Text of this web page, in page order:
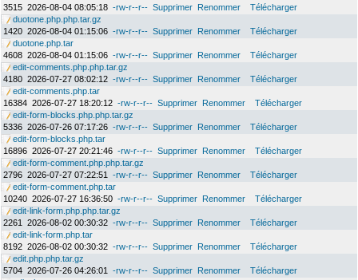
3515 2026-08-04 08:05:18 -rw-r--r-- Supprimer Renommer
Télécharger
duotone.php.php.tar.gz
1420 2026-08-04 01:15:06 -rw-r--r-- Supprimer Renommer
Télécharger
duotone.php.tar
4608 2026-08-04 01:15:06 -rw-r--r-- Supprimer Renommer
Télécharger
edit-comments.php.php.tar.gz
4180 2026-07-27 08:02:12 -rw-r--r-- Supprimer Renommer
Télécharger
edit-comments.php.tar
16384 2026-07-27 18:20:12 -rw-r--r-- Supprimer Renommer
Télécharger
edit-form-blocks.php.php.tar.gz
5336 2026-07-26 07:17:26 -rw-r--r-- Supprimer Renommer
Télécharger
edit-form-blocks.php.tar
16896 2026-07-27 20:21:46 -rw-r--r-- Supprimer Renommer
Télécharger
edit-form-comment.php.php.tar.gz
2796 2026-07-27 07:22:51 -rw-r--r-- Supprimer Renommer
Télécharger
edit-form-comment.php.tar
10240 2026-07-27 16:36:50 -rw-r--r-- Supprimer Renommer
Télécharger
edit-link-form.php.php.tar.gz
2261
2026-08-02 00:30:32 -rw-r--r-- Supprimer Renommer
Télécharger
edit-link-form.php.tar
8192 2026-08-02 00:30:32 -rw-r--r-- Supprimer Renommer
Télécharger
edit.php.php.tar.gz
5704 2026-07-26 04:26:01 -rw-r--r-- Supprimer Renommer
Télécharger